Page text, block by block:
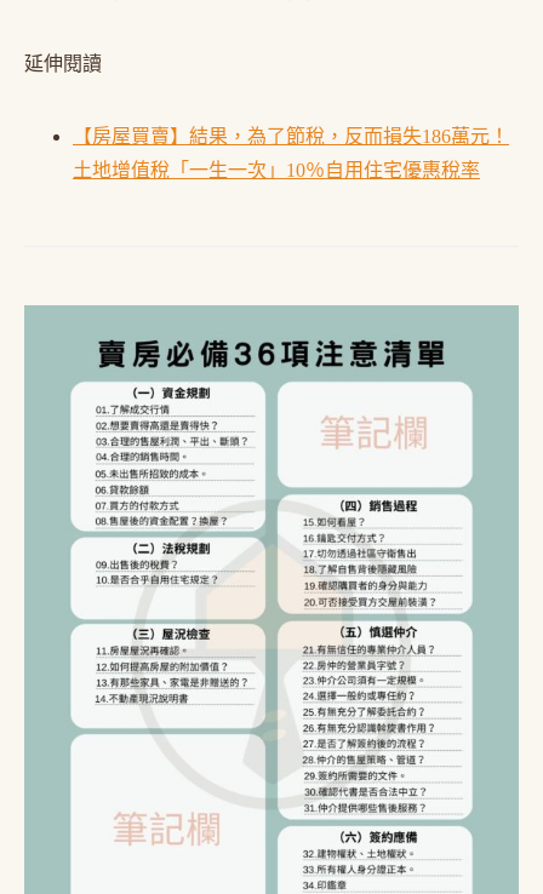
延伸閱讀
【房屋買賣】結果，為了節稅，反而損失186萬元！
土地增值稅「一生一次」10％自用住宅優惠稅率